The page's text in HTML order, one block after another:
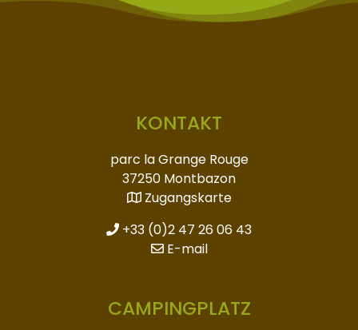
KONTAKT
parc la Grange Rouge
37250 Montbazon
Zugangskarte
+33 (0)2 47 26 06 43
E-mail
CAMPINGPLATZ